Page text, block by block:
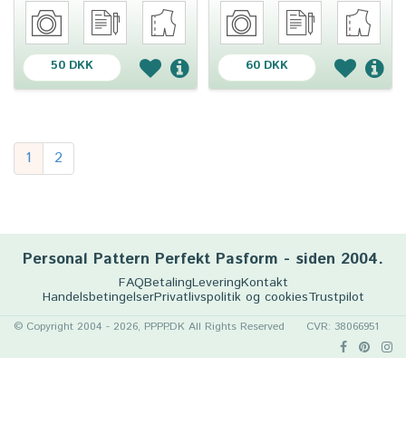
50 DKK 60 DKK
1 2
Personal Pattern Perfekt Pasform - siden 2004.
FAQBetalingLeveringKontakt
HandelsbetingelserPrivatlivspolitik og cookiesTrustpilot
© Copyright 2004 - 2026, PPPP.DK All Rights Reserved CVR: 38066951